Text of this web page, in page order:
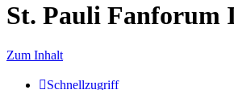
St. Pauli Fanforum
Zum Inhalt
Schnellzugriff